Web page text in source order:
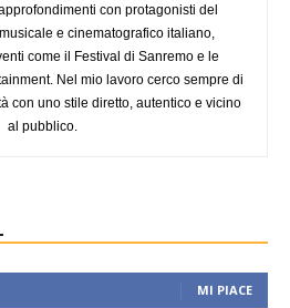
con protagonisti del
e cinematografico italiano,
come il Festival di Sanremo e le
Nel mio lavoro cerco sempre di
con uno stile diretto, autentico e vicino
al pubblico.
MI PIACE